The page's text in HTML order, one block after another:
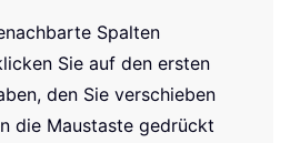
Spalten
Sie auf den ersten
den Sie verschieben
die Maustaste gedrückt